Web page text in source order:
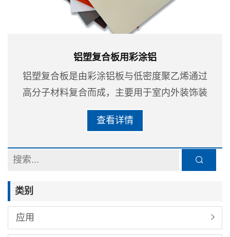
类别
应用
铝塑复合板用彩涂铝
铝塑复合板是由彩涂铝板与低密度聚乙烯通过
高分子材料复合而成，主要用于室内外装饰装
修，室外板主要采用超耐候氟碳树脂（PVDF
或FEVE）涂层，室内装饰铝塑板采用聚酯树
查看详情